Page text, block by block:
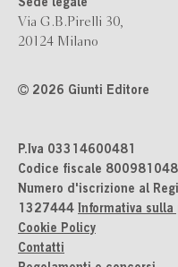
Sede legale
Via G.B.Pirelli 30,
20124 Milano
2026 Giunti Editore
P.Iva 03314600481
Codice fiscale
Numero d'iscrizione al
1327444 Informativa sulla
Cookie Policy
Contatti